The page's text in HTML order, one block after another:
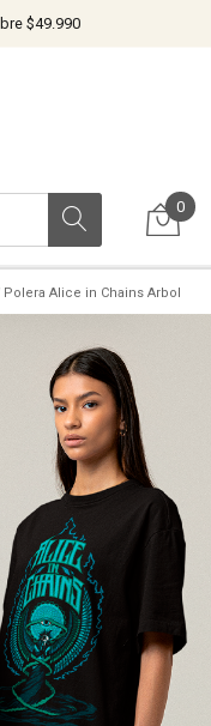
$49.990
0
Polera Alice in Chains Arbol